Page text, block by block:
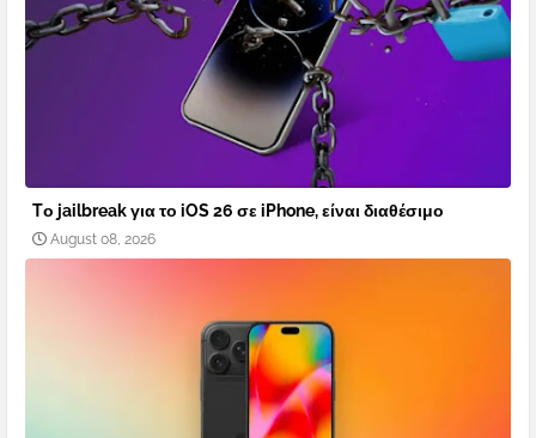
Tο jailbreak για το iOS 26 σε iPhone, είναι διαθέσιμο
August 08, 2026